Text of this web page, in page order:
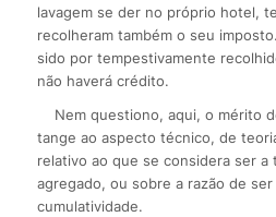
lavagem se der no próprio hotel,
recolheram também o seu
sido por tempestivamente
não haverá crédito.
Nem questiono, aqui, o mérito
tange ao aspecto técnico, de
relativo ao que se considera ser
agregado, ou sobre a razão de
cumulatividade.